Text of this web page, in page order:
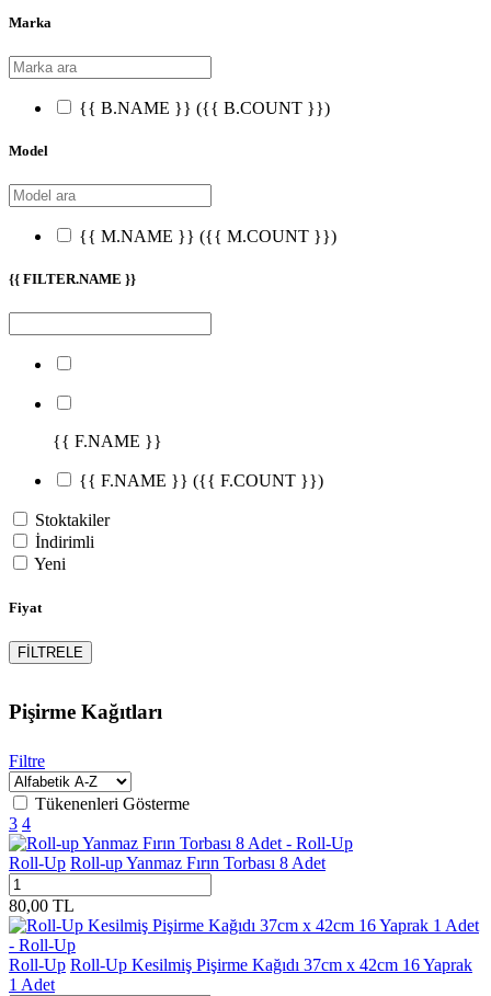
Marka
{{ B.NAME }} ({{ B.COUNT }})
Model
{{ M.NAME }} ({{ M.COUNT }})
{{ FILTER.NAME }}
{{ F.NAME }}
{{ F.NAME }} ({{ F.COUNT }})
Stoktakiler
İndirimli
Yeni
Fiyat
FİLTRELE
Pişirme Kağıtları
Filtre
Tükenenleri Gösterme
3 4
Roll-Up Roll-up Yanmaz Fırın Torbası 8 Adet
80,00 TL
Roll-Up Roll-Up Kesilmiş Pişirme Kağıdı 37cm x 42cm 16 Yaprak
1 Adet